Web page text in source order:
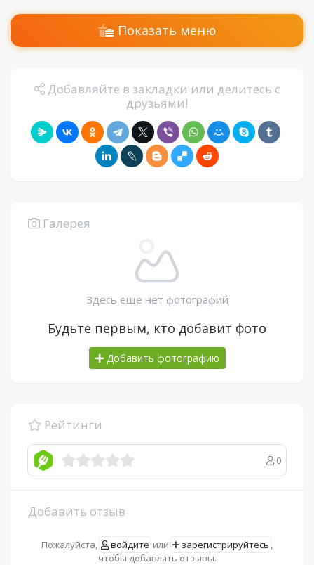
Показать меню
Добавляйте в закладки или делитесь с
друзьями!
Галерея
Здесь еще нет фотографий
Будьте первым, кто добавит фото
Добавить фотографию
Рейтинги
0
Добавить отзыв
Пожалуйста, войдите или зарегистрируйтесь ,
чтобы добавлять отзывы.